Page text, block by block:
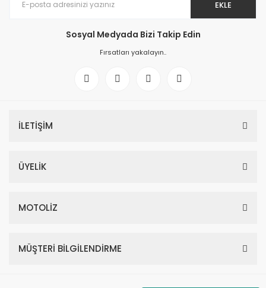
EKLE
Sosyal Medyada Bizi Takip Edin
Fırsatları yakalayın..
İLETİŞİM
ÜYELİK
MOTOLİZ
MÜŞTERİ BİLGİLENDİRME